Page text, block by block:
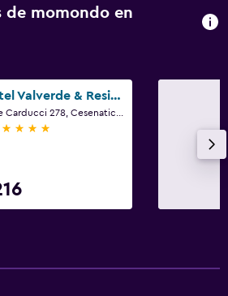
de momondo en
Hotel Valverde & Residenza
4 estrellas